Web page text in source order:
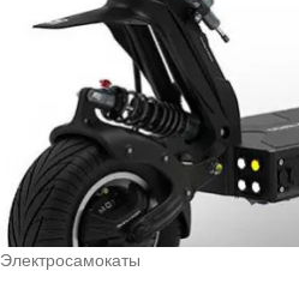
Электросамокаты